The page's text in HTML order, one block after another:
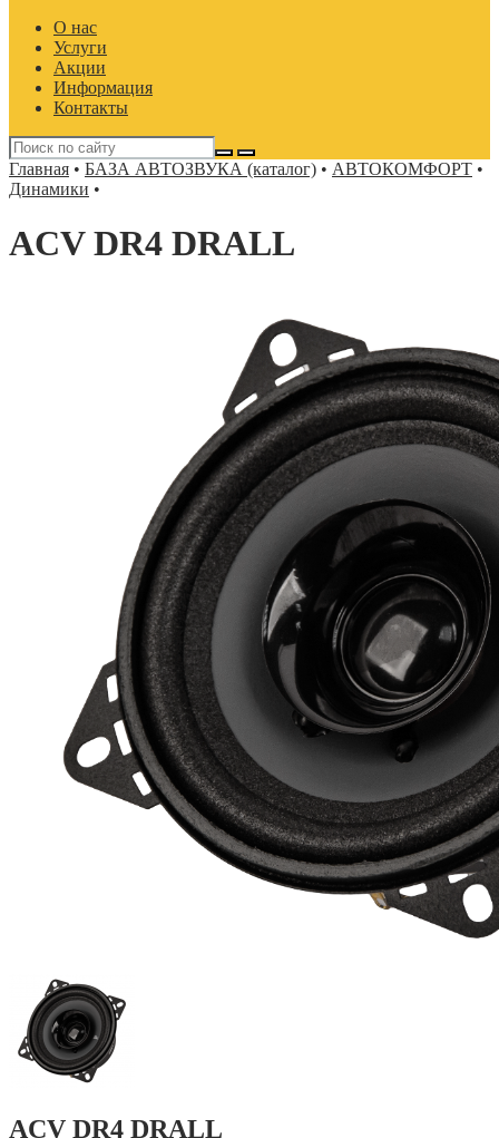
О нас
Услуги
Акции
Информация
Контакты
Главная • БАЗА АВТОЗВУКА (каталог) • АВТОКОМФОРТ •
Динамики •
ACV DR4 DRALL
ACV DR4 DRALL